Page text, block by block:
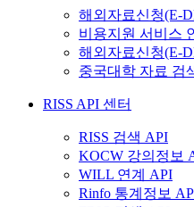
해외자료신청(E-
비용지원 서비스
해외자료신청(E-
중국대학 자료 검
RISS API 센터
RISS 검색 API
KOCW 강의정보
WILL 연계 API
Rinfo 통계정보